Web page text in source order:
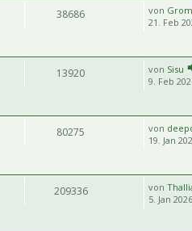
38686 von Grom
21. Feb
13920 von Sisu
9. Feb
80275 von
19. Jan
209336 von
5. Jan